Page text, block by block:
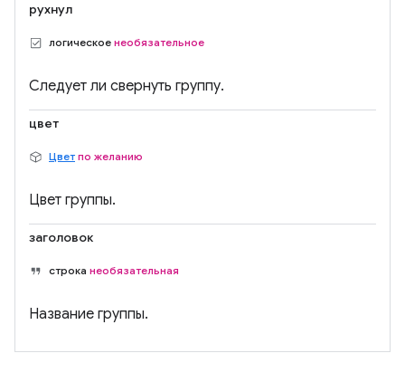
рухнул
логическое необязательное
Следует ли свернуть группу.
цвет
Цвет по желанию
Цвет группы.
заголовок
строка необязательная
Название группы.